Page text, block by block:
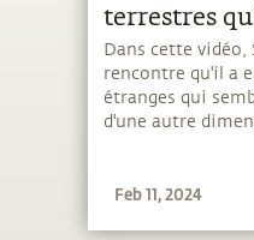
terrestres
Dans cette vidéo,
rencontre qu'il a
étranges qui
d'une autre
Feb 11, 2024